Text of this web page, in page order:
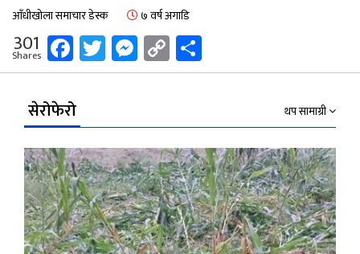
आँधीखोला समाचार डेस्क ७ वर्ष अगाडि
301
Shares Facebook
Twitter
Messenger
Copy
Link
सेरोफेरो थप सामाग्री